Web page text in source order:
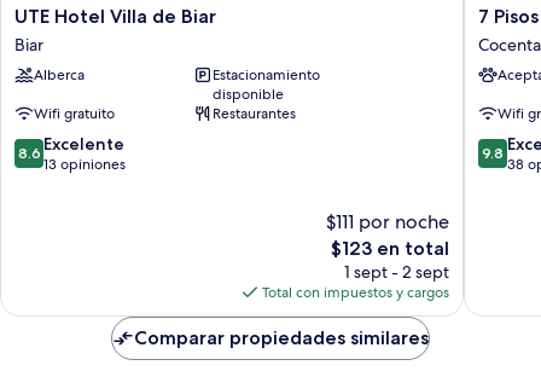
UTE
Hotel
Villa
de
Biar
UTE Hotel Villa de Biar
Biar
Alberca
Estacionamiento
disponible
Wifi gratuito
Restaurantes
8.6
de
8.6 Excelente
13 opiniones
$111 por noche
El
precio
actual
es
de
$123
$123 en total
1 sept - 2 sept
Total con impuestos y cargos
7
Pisos
Casa
Rural
Pueblo
7
Wifi
9.8
de
9.8
38
Comparar propiedades similares